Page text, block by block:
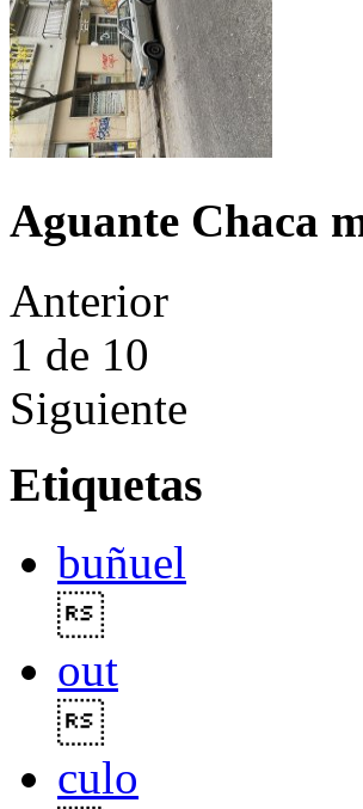
Aguante Chaca
Anterior
1 de 10
Siguiente
Etiquetas
buñuel
out
culo